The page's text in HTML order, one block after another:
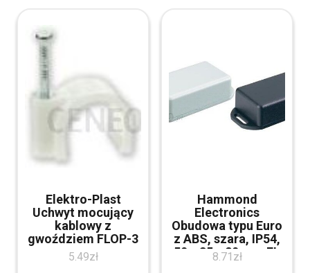
Elektro-Plast
Uchwyt mocujący
kablowy z
gwoździem FLOP-3
5.49zł
Hammond
Electronics
Obudowa typu Euro
z ABS, szara, IP54,
50 x 35 x 20 mm FL
(1551GFLGY)
8.71 zł